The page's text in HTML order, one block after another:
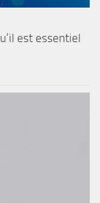
est essentiel